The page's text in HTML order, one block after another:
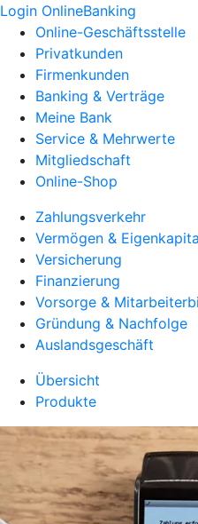
Login OnlineBanking
Online-Geschäftsstelle
Privatkunden
Firmenkunden
Banking & Verträge
Meine Bank
Service & Mehrwerte
Mitgliedschaft
Online-Shop
Zahlungsverkehr
Vermögen &
Versicherung
Finanzierung
Vorsorge &
Gründung & Nachfolge
Auslandsgeschäft
Übersicht
Produkte